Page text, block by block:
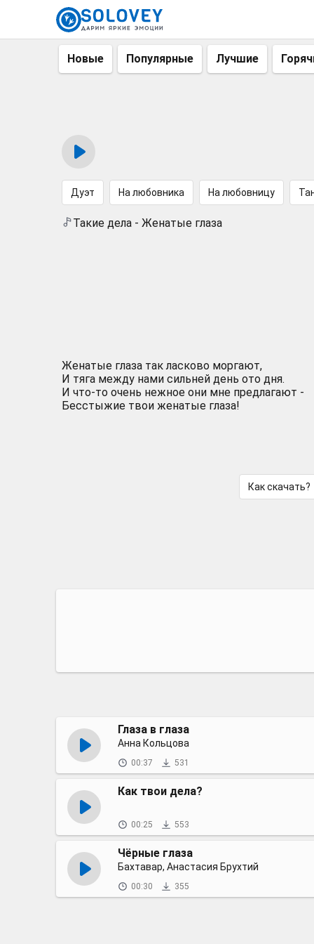
Новые Популярные Лучшие
Дуэт На любовника На любовницу
Такие дела - Женатые глаза
Женатые глаза так ласково моргают,
И тяга между нами сильней день ото дня.
И что-то очень нежное они мне предлагают -
Бесстыжие твои женатые глаза!
Как скачать?
Глаза в глаза
Анна Кольцова
00:37 531
Как твои дела?
00:25 553
Чёрные глаза
Бахтавар, Анастасия Брухтий
00:30 355